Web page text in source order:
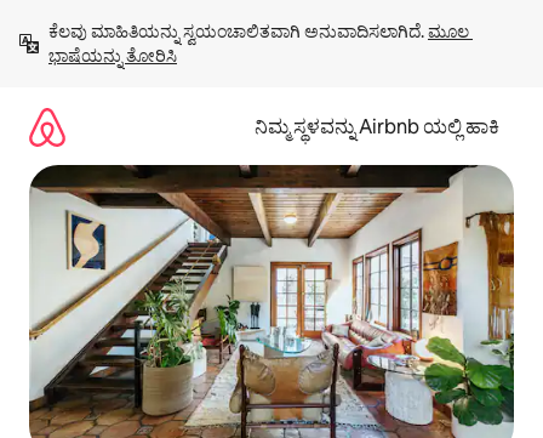
ಹೋಗಿ
ಕೆಲವು ಮಾಹಿತಿಯನ್ನು ಸ್ವಯಂಚಾಲಿತವಾಗಿ ಅನುವಾದಿಸಲಾಗಿದೆ. ಮೂಲ
ಭಾಷೆಯನ್ನು ತೋರಿಸಿ
ನಿಮ್ಮ ಸ್ಥಳವನ್ನು Airbnb ಯಲ್ಲಿ ಹಾಕಿ